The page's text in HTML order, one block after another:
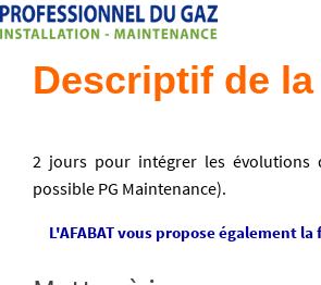
Descriptif de
2 jours pour intégrer les évolutions
possible PG Maintenance).
L'AFABAT vous propose également